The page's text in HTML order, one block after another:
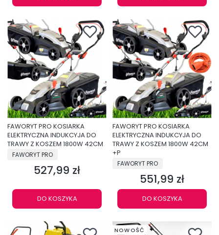
FAWORYT PRO KOSIARKA
ELEKTRYCZNA INDUKCYJA DO
TRAWY Z KOSZEM 1800W 42CM
PRODUCENT
FAWORYT PRO
Cena
527,99 zł
DO KOSZYKA
FAWORYT PRO KOSIARKA
ELEKTRYCZNA INDUKCYJA DO
TRAWY Z KOSZEM 1800W 42CM
+P
PRODUCENT
FAWORYT PRO
Cena
551,99 zł
DO KOSZYKA
NOWOŚĆ